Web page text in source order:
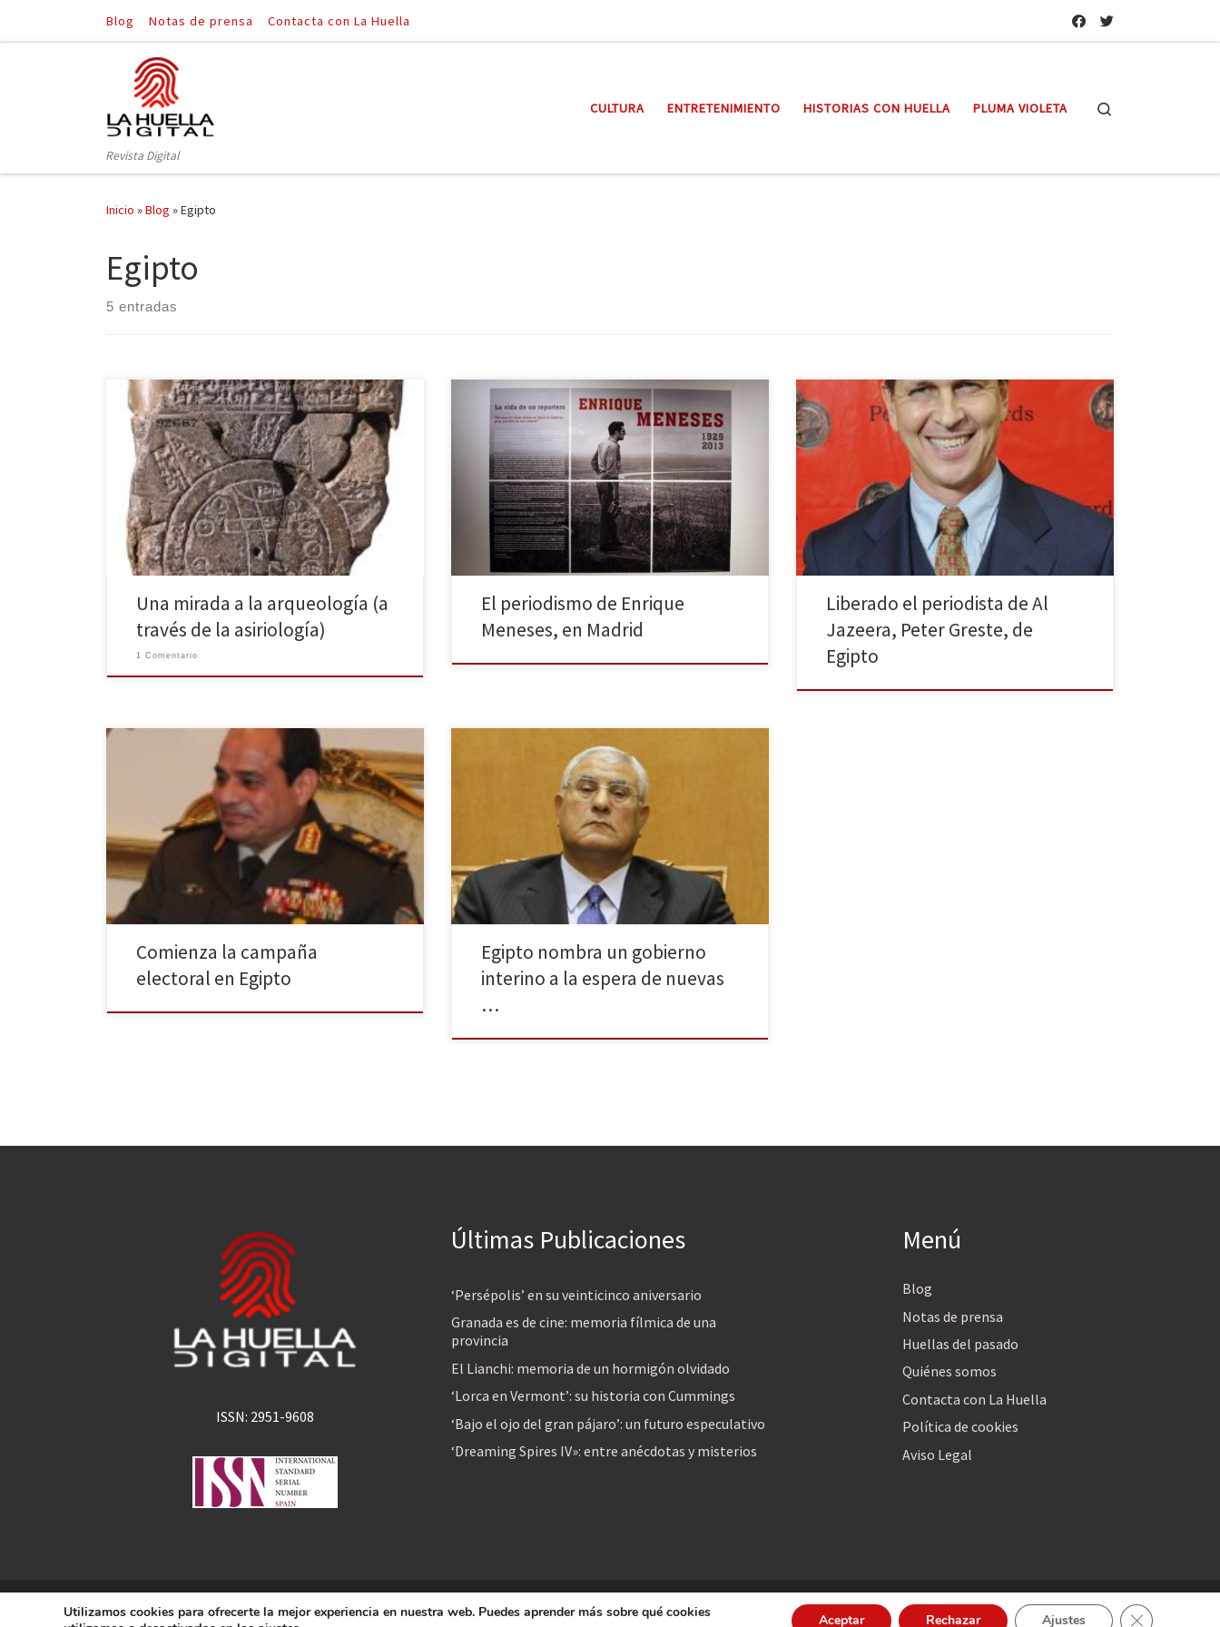
Saltar al contenido
Blog Notas de prensa Contacta con La Huella
Revista Digital
CULTURA ENTRETENIMIENTO HISTORIAS CON HUELLA PLUMA VIOLETA
Inicio »Blog »Egipto
Egipto
5 entradas
De alguna forma, nuestros gustos y aficiones nos
acompañan a lo largo del tiempo. Hace catorce años,
durante una estancia de estudios en el extranjero,
compré en los bouquinistes de París un libro de Paul
Garelli sobre L’Assyriologie (1964), dentro de la
colección enciclopédica de pequeños volúmenes
«Que sais-je ?» No […]
Una mirada a la arqueología (a
través de la asiriología)
1 Comentario
Hasta el próximo 26 de julio se puede disfrutar en el
edificio del Canal de Isabel II de la exposición
fotográfica del trabajo de Enrique Meneses,
fotoperiodista fallecido en 2013.
[youtube=https://youtu.be/9894q-hR89g] Enrique
Meneses. La vida de un reportero es el título de la
muestra que enseña toda la trayectoria profesional
del […]
El periodismo de Enrique
Meneses, en Madrid
El periodista australiano de 49 años, Peter Greste,
reportero de Al Jazeera, ha sido deportado después
de pasar 400 días en prisión preventiva. Fue imputado
por apoyar a los Hermanos Musulmanes al difundir
noticias falsas que perjudican la imagen de Egipto. El
presidente, Abdelfatá al Sisi, aprobó la petición de
[…]
Liberado el periodista de Al
Jazeera, Peter Greste, de
Egipto
Arranca en Egipto la campaña electoral que enfrentará
al ministro de Defensa y ex Jefe del ejército Abdel
Fattah Al-Sisi y al candidato progresista Hamdeen
Sabahi. Los comicios tendrán lugar los próximos días
26 y 27 de mayo después de que el gobierno interino
que preside Abdi Mansur decidiera dar […]
Comienza la campaña
electoral en Egipto
Tras la dimisión en bloque del gobierno de la
república egipcia el pasado 24 de febrero, los
integrantes del nuevo gabinete ejecutivo juraron el
sábado 1 de marzo su cargo en presencia de Adli
Mansur, presidente interino del país. Ibrahim Mahlab,
ex ministro de vivienda del anterior gobierno, será el
[…]
Egipto nombra un gobierno
interino a la espera de nuevas
…
ISSN: 2951-9608
Últimas Publicaciones
‘Persépolis’ en su veinticinco aniversario
Granada es de cine: memoria fílmica de una
provincia
El Lianchi: memoria de un hormigón olvidado
‘Lorca en Vermont’: su historia con Cummings
‘Bajo el ojo del gran pájaro’: un futuro especulativo
‘Dreaming Spires IV»: entre anécdotas y misterios
Menú
Blog
Notas de prensa
Huellas del pasado
Quiénes somos
Contacta con La Huella
Política de cookies
Aviso Legal
© 2026La Huella Digital– Todos los derechos reservados
Utilizamos cookies para ofrecerte la mejor experiencia en nuestra web. Puedes aprender más sobre qué cookies
Aceptar Rechazar Ajustes Cerrar el